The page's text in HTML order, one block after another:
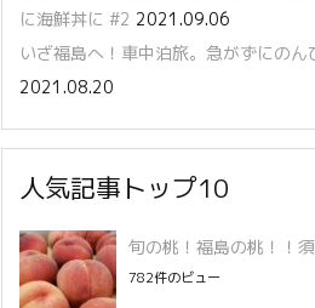
に海鮮丼に #2 2021.09.06
いざ福島へ！車中泊旅。急がずにの
2021.08.20
人気記事トップ10
旬の桃！福島の桃！！
782件のビュー